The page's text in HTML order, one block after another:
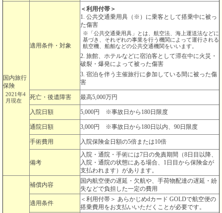
国内旅行
保険
2021年4
月現在
適用条件・対象
＜利用付帯＞
1. 公共交通乗用具（※）に乗客として搭乗中に被っ
た傷害
※「公共交通乗用具」とは、航空法、海上運送法などに
基づき、それぞれの事業を行う機関によって運行される
航空機、船舶などの公共交通機関をいいます。
2. 旅館、ホテルなどに宿泊客として滞在中に火災・
破裂・爆発によって被った傷害
3. 宿泊を伴う主催旅行に参加している間に被った傷
害
死亡・後遺障害 最高5,000万円
入院日額 5,000円 ※事故日から180日限度
通院日額 3,000円 ※事故日から180日以内、90日限度
手術費用 入院保険金日額の5倍または10倍
備考
入院・通院・手術には7日の免責期間（8日目以降、
入院・通院の状態にある場合、1日目から保険金が
支払われます）があります。
補償内容
国内航空便の遅延・欠航や、手荷物配達の遅延・紛
失などで負担した一定の費用
適用条件
＜利用付帯＞ あらかじめdカード GOLDで航空便の
搭乗費用をお支払いいただくことが必要です。